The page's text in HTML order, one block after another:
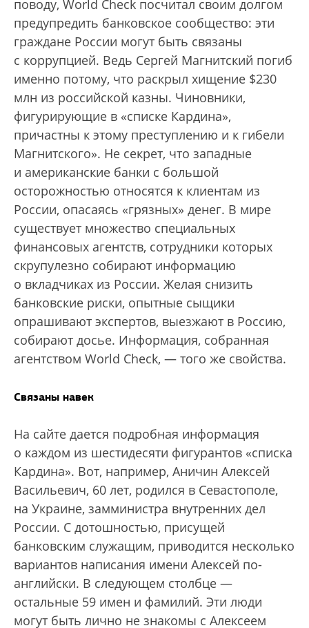
поводу, World Check посчитал своим долгом
предупредить банковское сообщество: эти
граждане России могут быть связаны
с коррупцией. Ведь Сергей Магнитский погиб
именно потому, что раскрыл хищение $230
млн из российской казны. Чиновники,
фигурирующие в «списке Кардина»,
причастны к этому преступлению и к гибели
Магнитского». Не секрет, что западные
и американские банки с большой
осторожностью относятся к клиентам из
России, опасаясь «грязных» денег. В мире
существует множество специальных
финансовых агентств, сотрудники которых
скрупулезно собирают информацию
о вкладчиках из России. Желая снизить
банковские риски, опытные сыщики
опрашивают экспертов, выезжают в Россию,
собирают досье. Информация, собранная
агентством World Check, — того же свойства.
Связаны навек
На сайте дается подробная информация
о каждом из шестидесяти фигурантов «списка
Кардина». Вот, например, Аничин Алексей
Васильевич, 60 лет, родился в Севастополе,
на Украине, замминистра внутренних дел
России. С дотошностью, присущей
банковским служащим, приводится несколько
вариантов написания имени Алексей по-
английски. В следующем столбце —
остальные 59 имен и фамилий. Эти люди
могут быть лично не знакомы с Алексеем